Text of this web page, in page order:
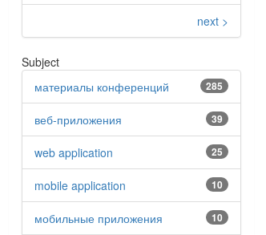
next >
Subject
285
материалы конференций
39
веб-приложения
25
web application
10
mobile application
10
мобильные приложения